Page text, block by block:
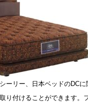
ーリー、日本ベッドのDCに
り付けることができます。